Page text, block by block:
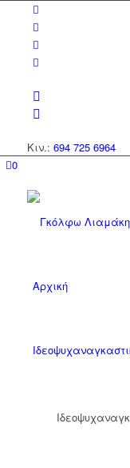
Κιν.: 694 725 6964
0
Αρχική